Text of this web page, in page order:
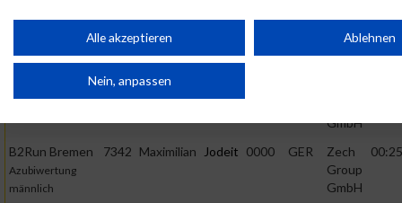
VeranstaltungStnr
First
Name
NameJahr NationVereinNet
B2Run Bremen 7342 Maximilian
GmbH
B2Run Bremen
Azubiwertung
männlich
7342 Maximilian Jodeit 0000 GER
Zech
Group
GmbH
Partnerliste anzeigen (1 IAB-Anbieter)
Wir nutzen Ihre Daten für folgende Zwecke:
IAB-Verarbeitungszwecke:
Speichern von oder Zugriff auf Informationen auf einem
Verwendung reduzierter Daten zur Auswahl von
Alle akzeptieren Ablehnen
Nein, anpassen